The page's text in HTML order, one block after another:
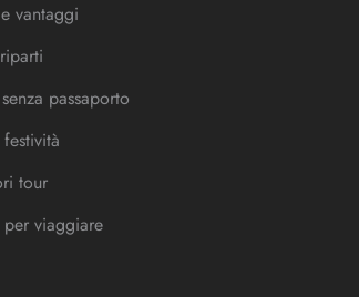
vantaggi
passaporto
tour
per viaggiare